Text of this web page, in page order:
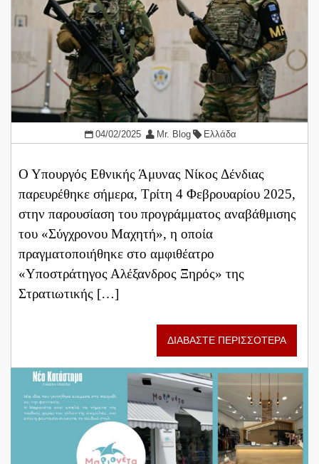
04/02/2025 Mr. Blog Ελλάδα
Ο Υπουργός Εθνικής Άμυνας Νίκος Δένδιας
παρευρέθηκε σήμερα, Τρίτη 4 Φεβρουαρίου 2025,
στην παρουσίαση του προγράμματος αναβάθμισης
του «Σύγχρονου Μαχητή», η οποία
πραγματοποιήθηκε στο αμφιθέατρο
«Υποστράτηγος Αλέξανδρος Ξηρός» της
Στρατιωτικής […]
ΔΙΑΒΑΣΤΕ ΠΕΡΙΣΣΟΤΕΡΑ